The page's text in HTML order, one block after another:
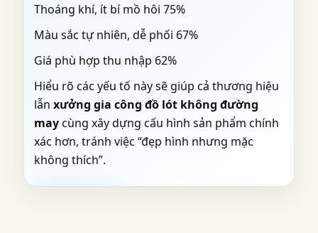
Thoáng khí, ít bí mồ hôi 75%
Màu sắc tự nhiên, dễ phối 67%
Giá phù hợp thu nhập 62%
Hiểu rõ các yếu tố này sẽ giúp cả thương hiệu
lẫn xưởng gia công đồ lót không đường
maycùng xây dựng cấu hình sản phẩm chính
xác hơn, tránh việc “đẹp hình nhưng mặc
không thích”.